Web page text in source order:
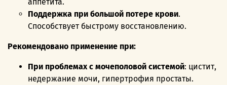
Поддержка при большой потере крови.
Способствует быстрому восстановлению.
Рекомендовано применение при:
При проблемах с мочеполовой системой: цистит,
недержание мочи, гипертрофия простаты.